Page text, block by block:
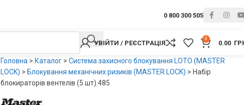
0 800 300 505
УВІЙТИ / РЕЄСТРАЦІЯ
0
0.00
Головна > Каталог> Система захисного блокування LOTO (MASTER
LOCK) > Блокування механічних ризиків (MASTER LOCK) > Набір
блокираторів вентелів (5 шт) 485